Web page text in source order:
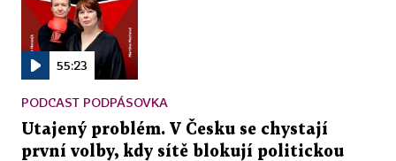
55:23
PODCAST PODPÁSOVKA
Utajený problém. V Česku se chystají
první volby, kdy sítě blokují politickou